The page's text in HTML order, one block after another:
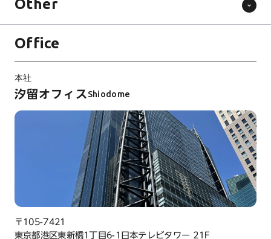
Other
Office
本社
汐留オフィス Shiodome
〒105-7421
東京都港区東新橋1丁目6-1日本テレビタワー 21F